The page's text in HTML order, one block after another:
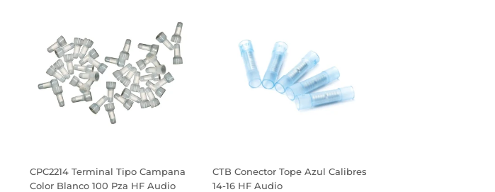
CPC2214 Terminal Tipo Campana
Color Blanco 100 Pza HF Audio
CTB Conector Tope Azul Calibres
14-16 HF Audio